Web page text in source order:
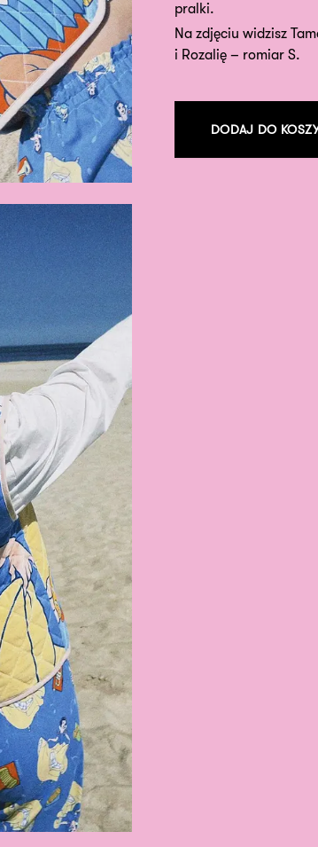
pralki.
Na zdjęciu widzisz
i Rozalię – romiar S.
DODAJ DO